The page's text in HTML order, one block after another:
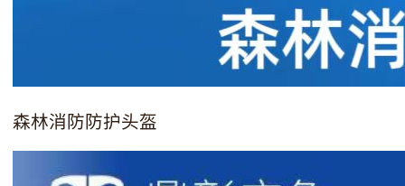
森林消防防护头盔